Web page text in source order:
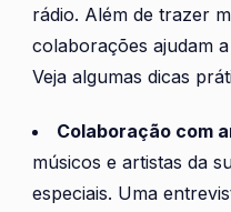
rádio. Além de trazer
colaborações ajudam
Veja algumas dicas
Colaboração com
músicos e artistas da
especiais. Uma